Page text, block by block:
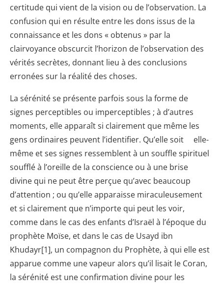
certitude qui vient de la vision ou de l’observation. La
confusion qui en résulte entre les dons issus de la
connaissance et les dons « obtenus » par la
clairvoyance obscurcit l’horizon de l’observation des
vérités secrètes, donnant lieu à des conclusions
erronées sur la réalité des choses.
La sérénité se présente parfois sous la forme de
signes perceptibles ou imperceptibles ; à d’autres
moments, elle apparaît si clairement que même les
gens ordinaires peuvent l’identifier. Qu’elle soit elle-
même et ses signes ressemblent à un souffle spirituel
soufflé à l’oreille de la conscience ou à une brise
divine qui ne peut être perçue qu’avec beaucoup
d’attention ; ou qu’elle apparaisse miraculeusement
et si clairement que n’importe qui peut les voir,
comme dans le cas des enfants d’Israël à l’époque du
prophète Moïse, et dans le cas de Usayd ibn
Khudayr[1], un compagnon du Prophète, à qui elle est
apparue comme une vapeur alors qu’il lisait le Coran,
la sérénité est une confirmation divine pour les